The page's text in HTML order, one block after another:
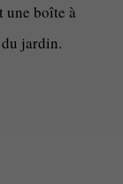
une boîte à
jardin.